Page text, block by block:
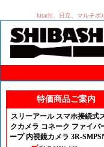
hitachi、日立、マルチボ
特価商品ご案内
スリーアール スマホ接続式
クカメラ コネーク ファイバ
ープ 内視鏡カメラ 3R-